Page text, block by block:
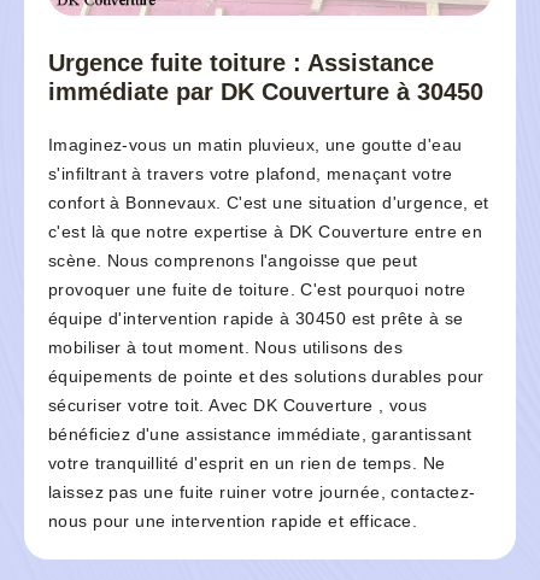
Urgence fuite toiture : Assistance
immédiate par DK Couverture à 30450
Imaginez-vous un matin pluvieux, une goutte d'eau
s'infiltrant à travers votre plafond, menaçant votre
confort à Bonnevaux. C'est une situation d'urgence, et
c'est là que notre expertise à DK Couverture entre en
scène. Nous comprenons l'angoisse que peut
provoquer une fuite de toiture. C'est pourquoi notre
équipe d'intervention rapide à 30450 est prête à se
mobiliser à tout moment. Nous utilisons des
équipements de pointe et des solutions durables pour
sécuriser votre toit. Avec DK Couverture , vous
bénéficiez d'une assistance immédiate, garantissant
votre tranquillité d'esprit en un rien de temps. Ne
laissez pas une fuite ruiner votre journée, contactez-
nous pour une intervention rapide et efficace.